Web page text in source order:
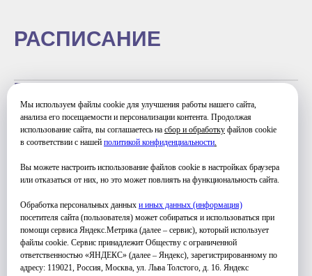
Мы используем файлы cookie для улучшения работы нашего сайта,
анализа его посещаемости и персонализации контента. Продолжая
использование сайта, вы соглашаетесь на сбор и обработку файлов cookie
в соответствии с нашей политикой конфиденциальности.
Вы можете настроить использование файлов cookie в настройках браузера
или отказаться от них, но это может повлиять на функциональность сайта.
Обработка персональных данных и иных данных (информация)
посетителя сайта (пользователя) может собираться и использоваться при
помощи сервиса Яндекс.Метрика (далее – сервис), который использует
файлы cookie. Сервис принадлежит Обществу с ограниченной
ответственностью «ЯНДЕКС» (далее – Яндекс), зарегистрированному по
адресу: 119021, Россия, Москва, ул. Льва Толстого, д. 16. Яндекс
РАСПИСАНИЕ
ПОНЕДЕЛЬНИК
16:00-17:00 - Группа 1
17:00-18:00 - Группа 2
СРЕДА
16:00-17:00 - Группа 1
17:00-18:00 - Группа 2
УЗНАТЬ ПОДРОБНЕЕ